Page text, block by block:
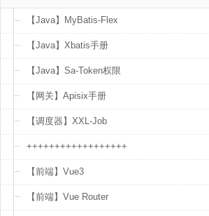
【Java】MyBatis-Flex
【Java】Xbatis手册
【Java】Sa-Token权限
【网关】Apisix手册
【调度器】XXL-Job
++++++++++++++++++
【前端】Vue3
【前端】Vue Router